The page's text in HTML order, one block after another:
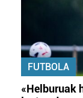
FUTBOLA
«Helburuak